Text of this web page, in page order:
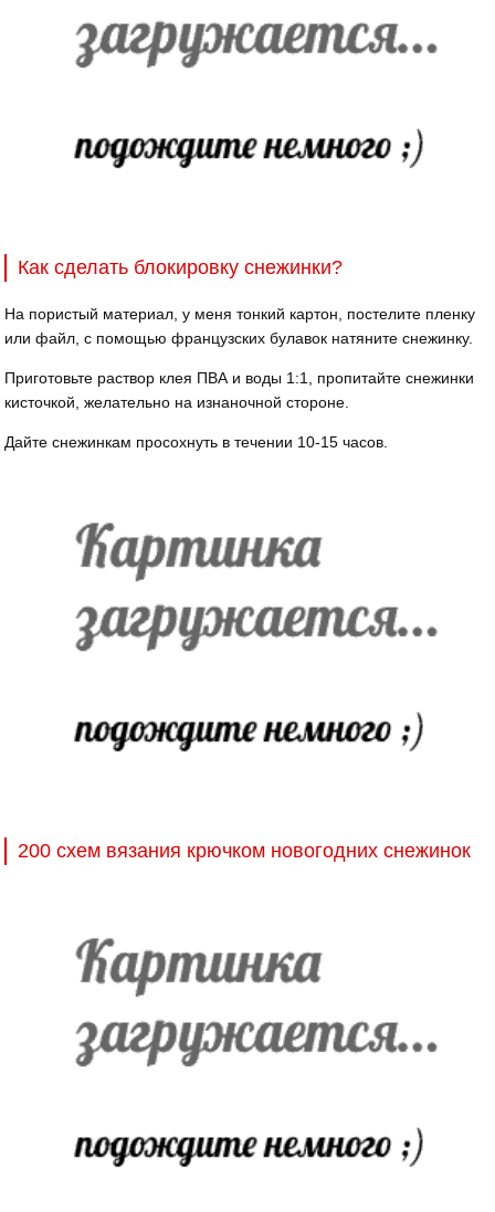
Как сделать блокировку снежинки?
На пористый материал, у меня тонкий картон, постелите пленку
или файл, с помощью французских булавок натяните снежинку.
Приготовьте раствор клея ПВА и воды 1:1, пропитайте снежинки
кисточкой, желательно на изнаночной стороне.
Дайте снежинкам просохнуть в течении 10-15 часов.
200 схем вязания крючком новогодних снежинок